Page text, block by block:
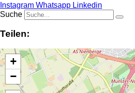
Instagram Whatsapp Linkedin
Suche
Teilen:
+
−